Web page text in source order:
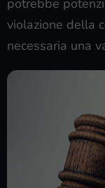
potrebbe
violazione della
necessaria una